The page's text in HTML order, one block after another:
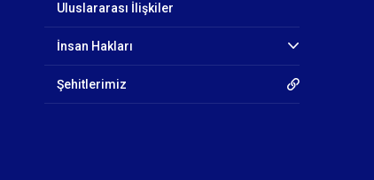
Uluslararası İlişkiler
İnsan Hakları
Şehitlerimiz